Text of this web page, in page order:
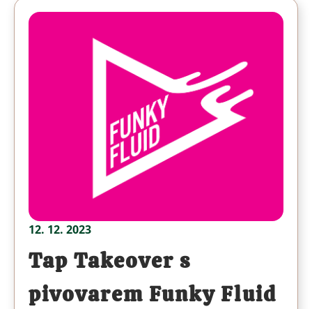
12. 12. 2023
Tap Takeover s
pivovarem Funky Fluid